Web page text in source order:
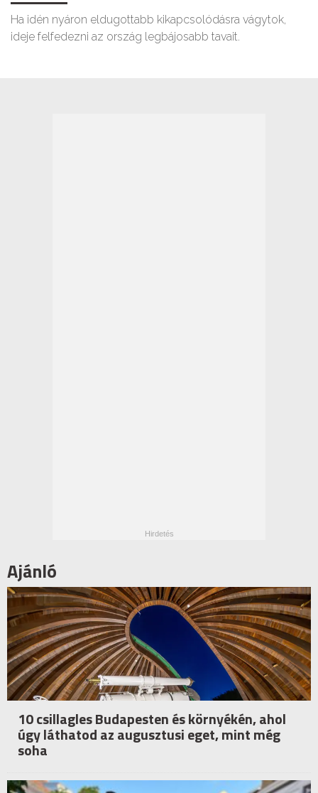
Ha idén nyáron eldugottabb kikapcsolódásra vágytok,
ideje felfedezni az ország legbájosabb tavait.
Ajánló
10 csillagles Budapesten és környékén, ahol
úgy láthatod az augusztusi eget, mint még
soha